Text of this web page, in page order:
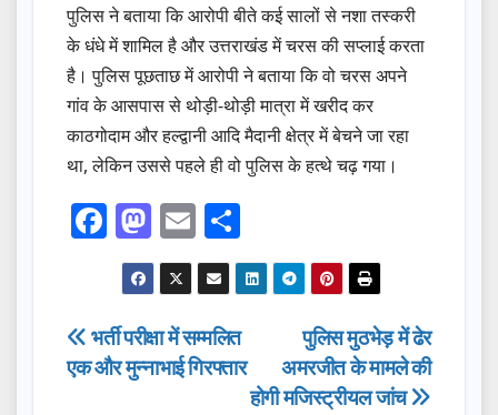
पुलिस ने बताया कि आरोपी बीते कई सालों से नशा तस्करी
के धंधे में शामिल है और उत्तराखंड में चरस की सप्लाई करता
है। पुलिस पूछताछ में आरोपी ने बताया कि वो चरस अपने
गांव के आसपास से थोड़ी-थोड़ी मात्रा में खरीद कर
काठगोदाम और हल्द्वानी आदि मैदानी क्षेत्र में बेचने जा रहा
था, लेकिन उससे पहले ही वो पुलिस के हत्थे चढ़ गया।
F
a
c
e
b
M
a
st
o
d
E
m
ail
h
ar
e
Post
navigation
पुलिस मुठभेड़ में ढेर
अमरजीत के मामले की
होगी मजिस्ट्रीयल जांच
भर्ती परीक्षा में सम्मलित
एक और मुन्नाभाई गिरफ्तार